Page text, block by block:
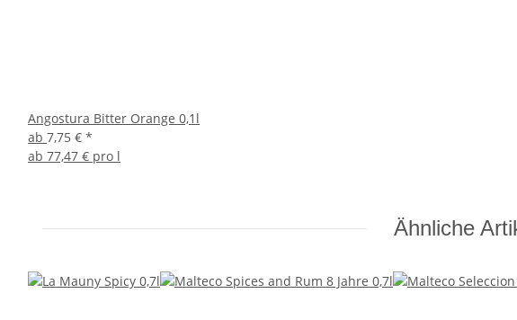
Angostura Bitter Orange 0,1l
ab 7,75 € *
ab 77,47 € pro l
Ähnliche